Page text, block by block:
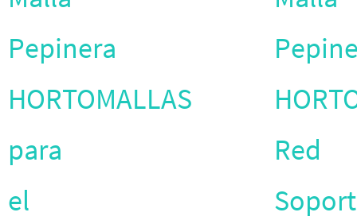
Pepinera
HORTOMALLAS
para
el
Red